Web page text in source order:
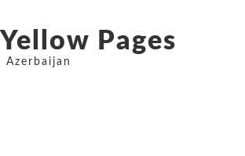
Yellow Pages
Azerbaijan